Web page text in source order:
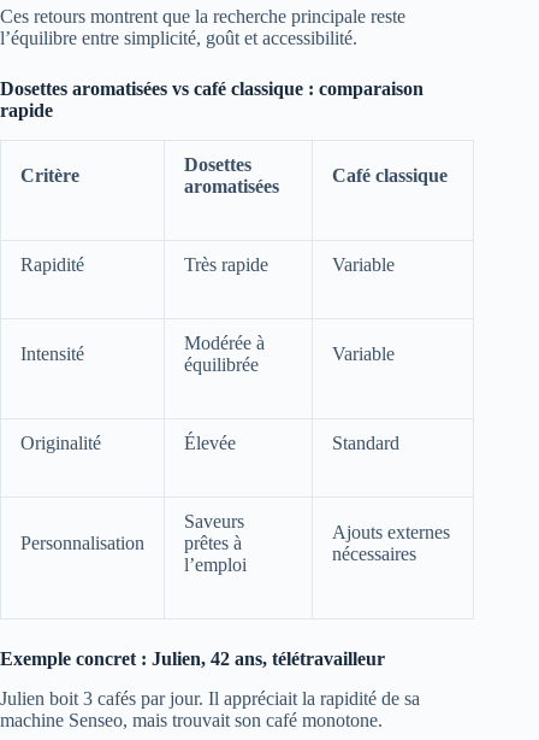
Ces retours montrent que la recherche principale reste
l’équilibre entre simplicité, goût et accessibilité.
Dosettes aromatisées vs café classique : comparaison
rapide
Critère
Dosettes
aromatisées
Café classique
Rapidité Très rapide Variable
Intensité
Modérée à
équilibrée
Variable
Originalité Élevée Standard
Personnalisation
Saveurs
prêtes à
l’emploi
Ajouts externes
nécessaires
Exemple concret : Julien, 42 ans, télétravailleur
Julien boit 3 cafés par jour. Il appréciait la rapidité de sa
machine Senseo, mais trouvait son café monotone.